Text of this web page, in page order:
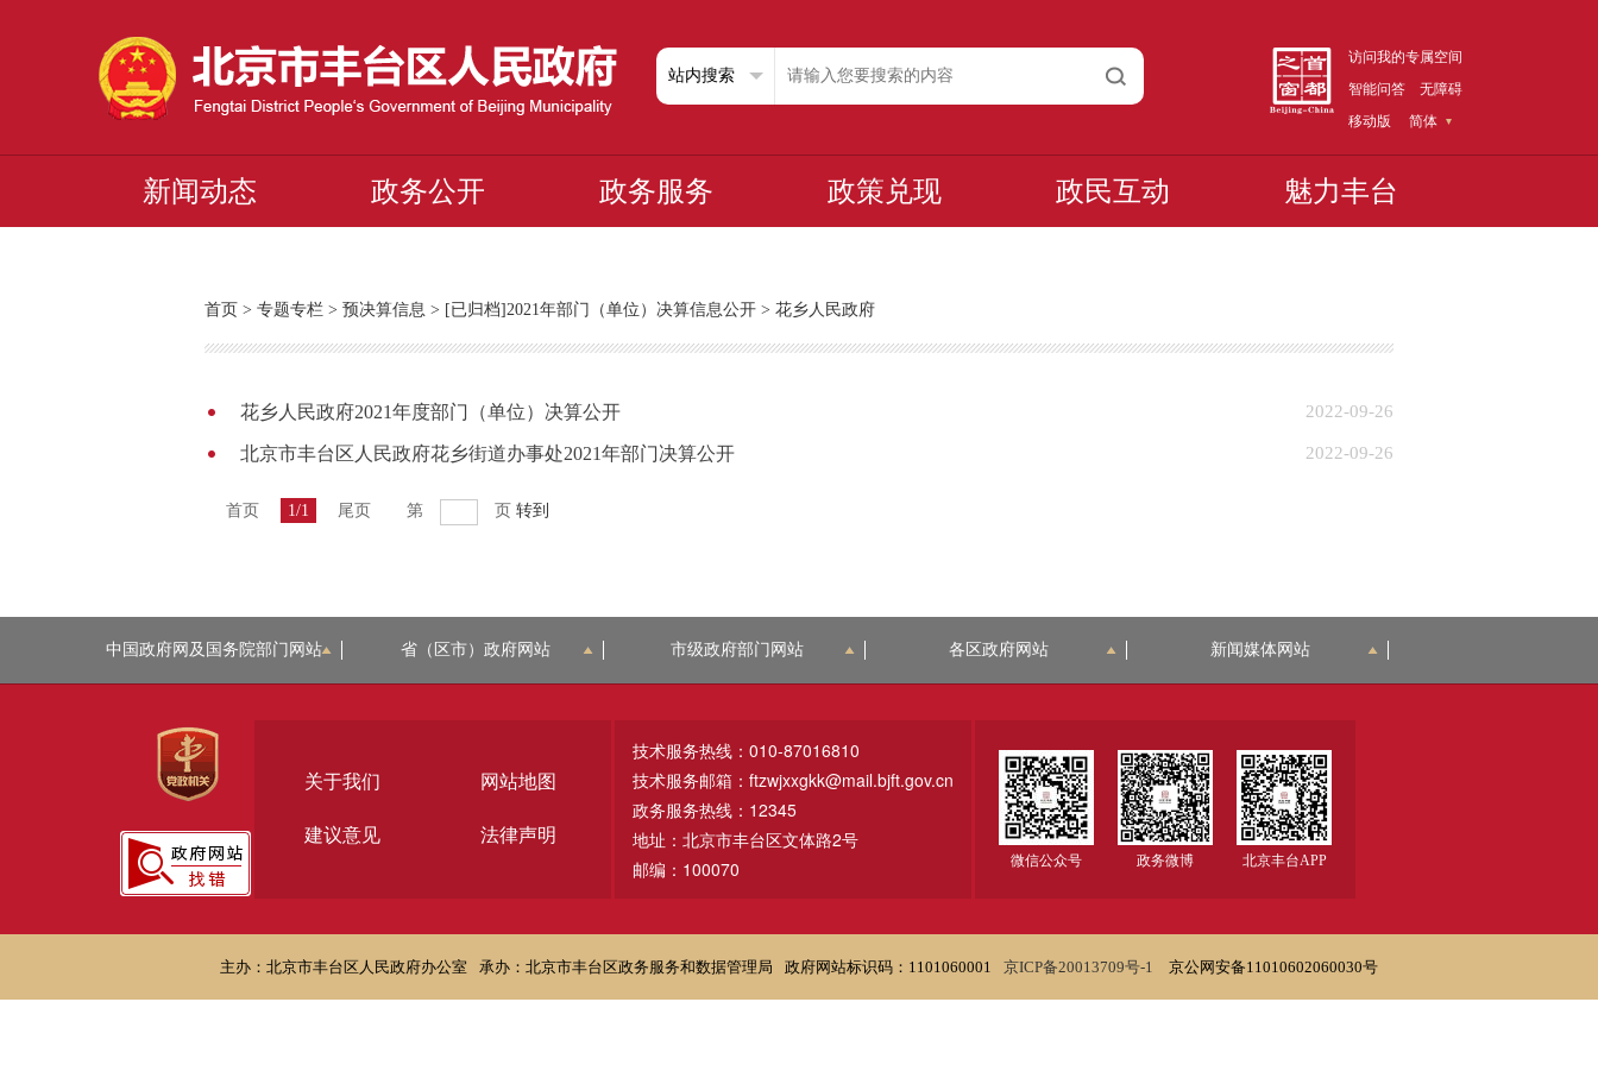
访问我的专属空间
智能问答
无障碍
移动版
简体
新闻动态 政务公开 政务服务 政策兑现 政民互动 魅力丰台
首页 > 专题专栏 > 预决算信息 > [已归档]2021年部门（单位）决算信息公开 > 花乡人民政府
花乡人民政府2021年度部门（单位）决算公开 2022-09-26
北京市丰台区人民政府花乡街道办事处2021年部门决算公开 2022-09-26
首页 1/1 尾页 第 页 转到
中国政府网及国务院部门网站 省（区市）政府网站 市级政府部门网站 各区政府网站 新闻媒体网站
关于我们 网站地图
建议意见 法律声明
技术服务热线：010-87016810
技术服务邮箱：ftzwjxxgkk@mail.bjft.gov.cn
政务服务热线：12345
地址：北京市丰台区文体路2号
邮编：100070
微信公众号 政务微博 北京丰台APP
主办：北京市丰台区人民政府办公室 承办：北京市丰台区政务服务和数据管理局 政府网站标识码：1101060001 京ICP备20013709号-1 京公网安备11010602060030号